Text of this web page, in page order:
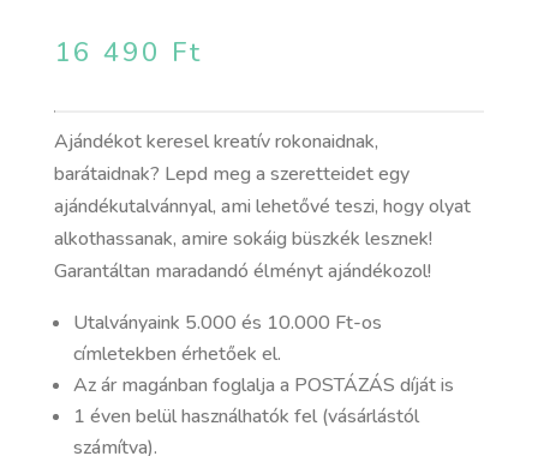
16 490 Ft
Ajándékot keresel kreatív rokonaidnak,
barátaidnak? Lepd meg a szeretteidet egy
ajándékutalvánnyal, ami lehetővé teszi, hogy olyat
alkothassanak, amire sokáig büszkék lesznek!
Garantáltan maradandó élményt ajándékozol!
Utalványaink 5.000 és 10.000 Ft-os
címletekben érhetőek el.
Az ár magánban foglalja a POSTÁZÁS díját is
1 éven belül használhatók fel (vásárlástól
számítva).